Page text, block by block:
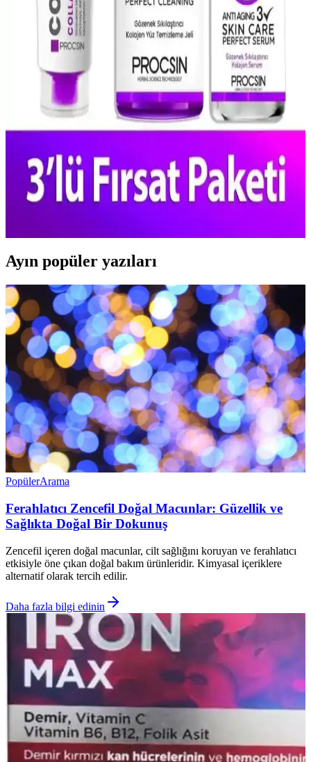
Doğal içerikli yüz maskeleri, cildi besler, nemlendirir ve canlandırır.
Bitkisel özler ve minerallerle zenginleştirilmiş bu maskeler, sağlıklı
ve parlak bir cilt için ideal doğal bakım seçeneğidir.
Salisilik Asit ile Gözenekleri Temizleme ve Sağlıklı
Cilt İçin Kullanım Rehberi
Salisilik asidin gözenekleri temizlemedeki etkisi ve doğru kullanım
yöntemleriyle sağlıklı, pürüzsüz ve parlak bir cilt elde edin. Sebum
ve kirleri kontrol altına alarak akne ve siyah noktalarını azaltın.
Procsin Gözenek Sıkılaştırıcı Kolajen Seti ile Cilt
Sağlığını Destekleyin
Procsin'in gözenek sıkılaştırıcı kolajen seti, cildi derinlemesine
temizler, elastikiyeti artırır ve genç bir görünüm sağlar. Tüm cilt
Ayın popüler yazıları
PopülerArama
Ferahlatıcı Zencefil Doğal Macunlar: Güzellik ve
Sağlıkta Doğal Bir Dokunuş
Zencefil içeren doğal macunlar, cilt sağlığını koruyan ve ferahlatıcı
etkisiyle öne çıkan doğal bakım ürünleridir. Kimyasal içeriklere
alternatif olarak tercih edilir.
Daha fazla bilgi edinin